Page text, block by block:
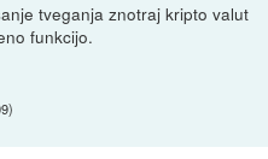
tveganja znotraj kripto valut
funkcijo.
)